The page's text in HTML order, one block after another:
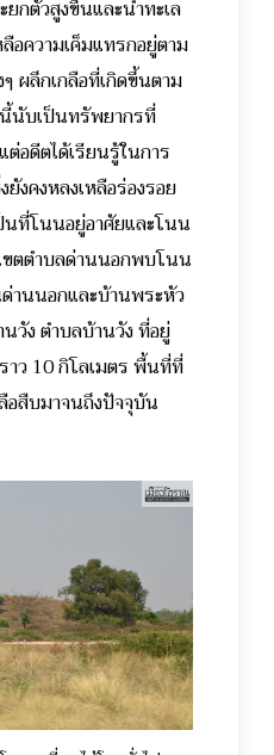
กตัวสูงขึ้นและน้ำทะเล
อความเค็มแทรกอยู่ตาม
ผลึกเกลือที่เกิดขึ้นตาม
นับเป็นทรัพยากรที่
อดีตได้เรียนรู้ในการ
งคงหลงเหลือร่องรอย
นที่โนนอยู่อาศัยและโนน
ขตตำบลด่านนอกพบโนน
านนอกและบ้านพระหัว
วัง ตำบลบ้านวัง ที่อยู่
าว 10 กิโลเมตร พื้นที่ที่
อสืบมาจนถึงปัจจุบัน